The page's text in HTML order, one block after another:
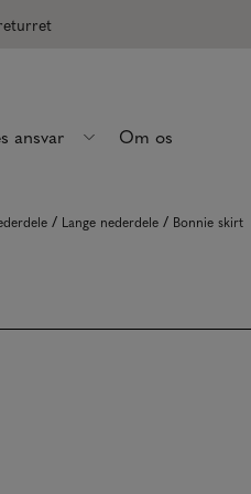
ansvar Om os
/ Lange nederdele / Bonnie skirt